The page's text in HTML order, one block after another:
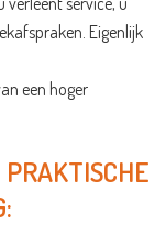
Eigenlijk
een hoger